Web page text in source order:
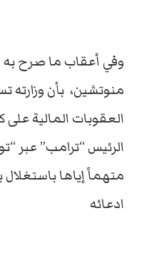
وفي أعقاب ما صرح به
منوتشين، بأن
العقوبات المالية على
الرئيس “ترامب” عبر
متهماً إياها
ادعائه